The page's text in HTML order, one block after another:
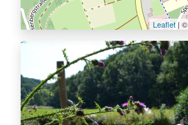
Leaflet| ©